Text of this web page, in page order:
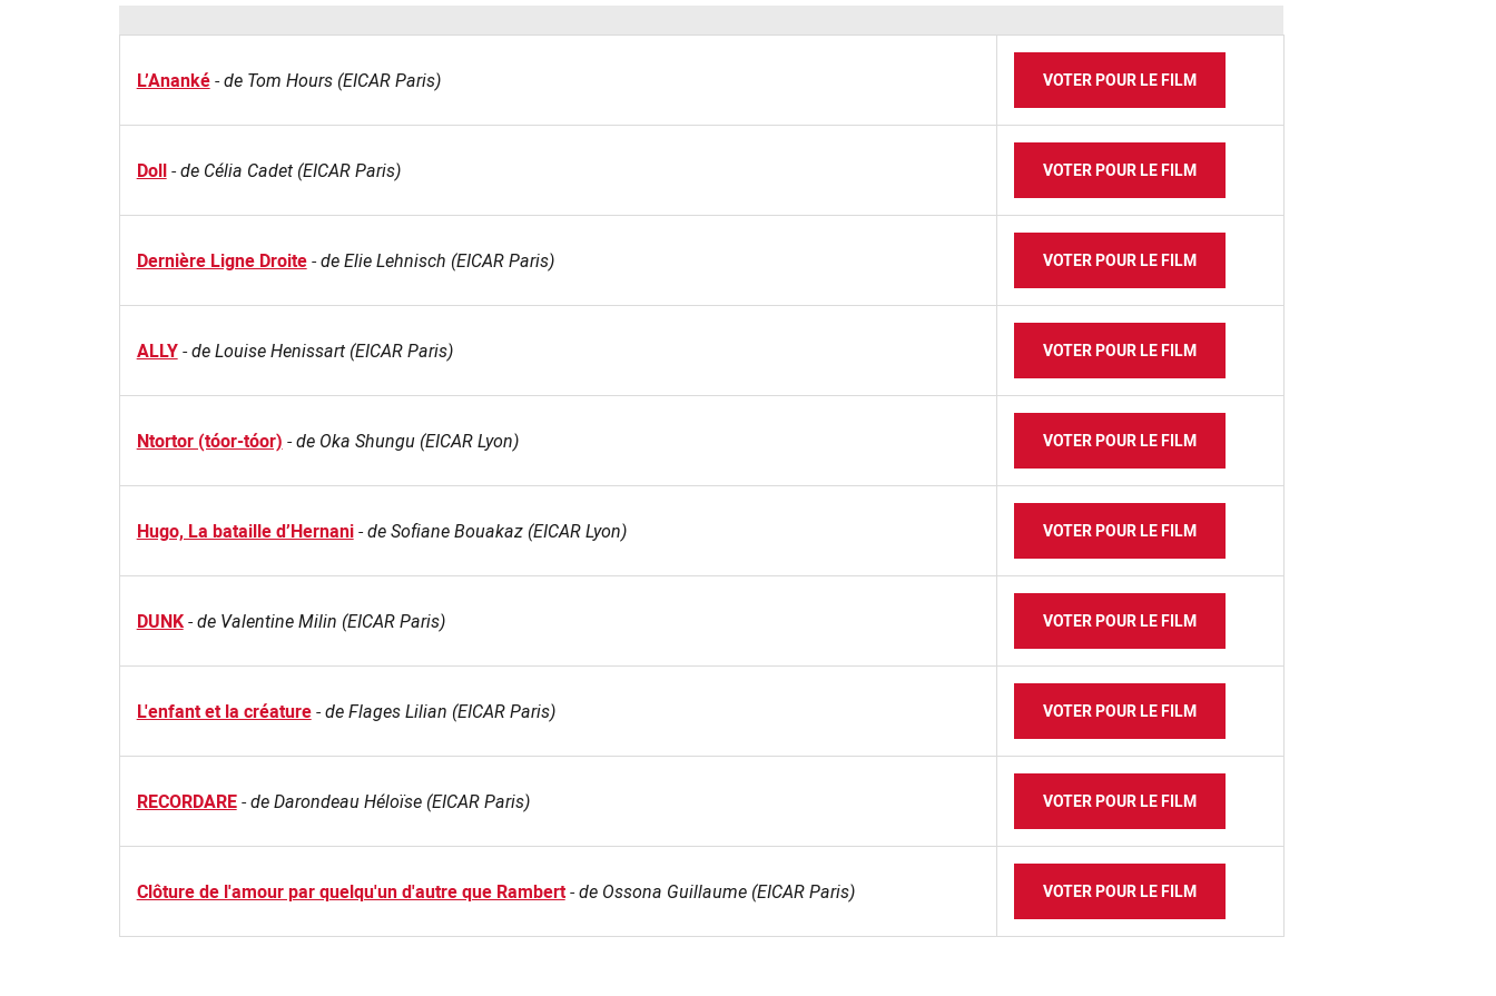
L’Ananké-de Tom Hours (EICAR Paris) VOTER POUR LE FILM
Doll-de Célia Cadet (EICAR Paris) VOTER POUR LE FILM
Dernière Ligne Droite-de Elie Lehnisch (EICAR Paris) VOTER POUR LE FILM
ALLY-de Louise Henissart (EICAR Paris) VOTER POUR LE FILM
Ntortor (tóor-tóor) -de Oka Shungu (EICAR Lyon) VOTER POUR LE FILM
Hugo, La bataille d’Hernani-de Sofiane Bouakaz (EICAR Lyon) VOTER POUR LE FILM
DUNK-de Valentine Milin (EICAR Paris) VOTER POUR LE FILM
L'enfant et la créature-de Flages Lilian (EICAR Paris) VOTER POUR LE FILM
RECORDARE-de Darondeau Héloïse (EICAR Paris) VOTER POUR LE FILM
Clôture de l'amour par quelqu'un d'autre que Rambert-de Ossona Guillaume (EICAR Paris) VOTER POUR LE FILM